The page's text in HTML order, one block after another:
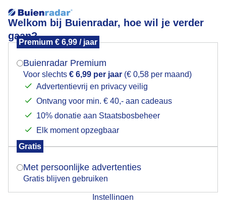
Welkom bij Buienradar, hoe wil je verder
gaan?
Premium € 6,99 / jaar
Buienradar Premium
Voor slechts € 6,99 per jaar (€ 0,58 per maand)
Advertentievrij en privacy veilig
Ontvang voor min. € 40,- aan cadeaus
10% donatie aan Staatsbosbeheer
Elk moment opzegbaar
Gratis
Met persoonlijke advertenties
Gratis blijven gebruiken
Instellingen
schapen en lammetjes warm op elkaar
kruipen dicht op elkaar lekker warm
Mogen we je locatie gebruiken voor het
Indien je hier nog geen akkoord op hebt gegeven,
verschijnt er zo een pop-up uit je browser waarin
Is goed, toon de popup